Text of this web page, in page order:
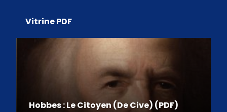
Vitrine PDF
Hobbes : Le Citoyen (De Cive) (PDF)